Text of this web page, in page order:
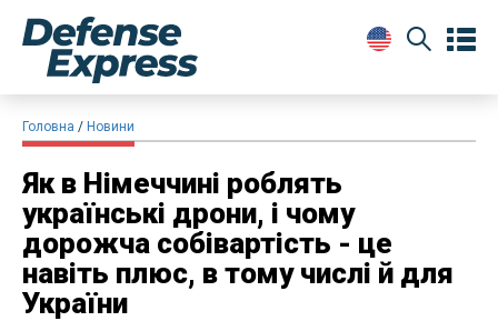
Головна Новини
Як в Німеччині роблять
українські дрони, і чому
дорожча собівартість - це
навіть плюс, в тому числі й для
України